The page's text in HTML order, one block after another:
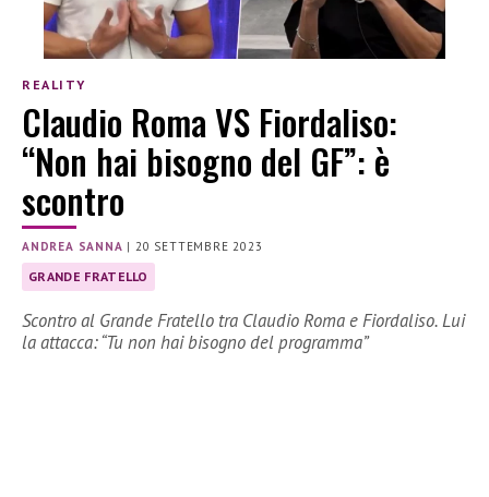
REALITY
Claudio Roma VS Fiordaliso:
“Non hai bisogno del GF”: è
scontro
ANDREA SANNA |20 SETTEMBRE 2023
GRANDE FRATELLO
Scontro al Grande Fratello tra Claudio Roma e Fiordaliso. Lui
la attacca: “Tu non hai bisogno del programma”